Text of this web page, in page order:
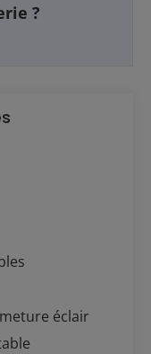
?
éclair